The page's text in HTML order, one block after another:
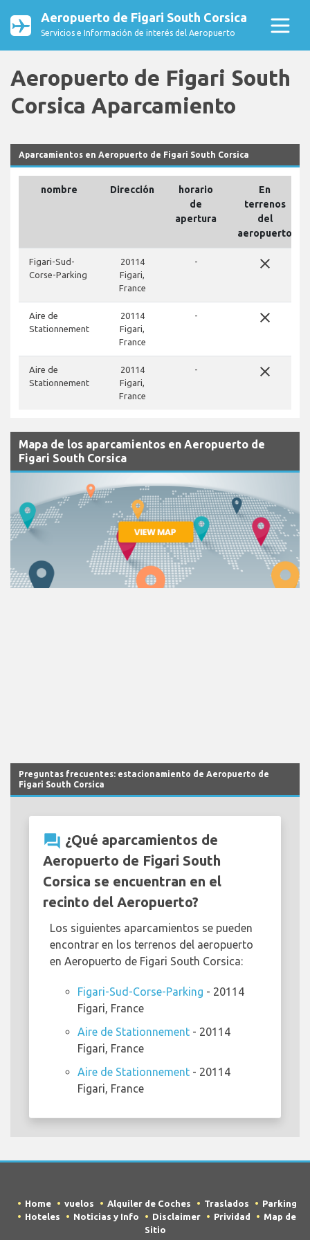
Aeropuerto de Figari South Corsica
Servicios e Información de interés del Aeropuerto
Aeropuerto de Figari South
Corsica Aparcamiento
Aparcamientos en Aeropuerto de Figari South Corsica
nombre Dirección
horario
de
apertura
En
terrenos
del
aeropuerto
Figari-Sud-
Corse-Parking
20114
Figari,
France
- close
Aire de
Stationnement
20114
Figari,
France
- close
Aire de
Stationnement
20114
Figari,
France
- close
Mapa de los aparcamientos en Aeropuerto de
Figari South Corsica
Preguntas frecuentes: estacionamiento de Aeropuerto de
Figari South Corsica
question_answer ¿Qué aparcamientos de
Aeropuerto de Figari South
Corsica se encuentran en el
recinto del Aeropuerto?
Los siguientes aparcamientos se pueden
encontrar en los terrenos del aeropuerto
en Aeropuerto de Figari South Corsica:
Figari-Sud-Corse-Parking - 20114
Figari, France
Aire de Stationnement - 20114
Figari, France
Aire de Stationnement - 20114
Figari, France
Home vuelos Alquiler de Coches Traslados
Parking
Hoteles
Noticias y Info Disclaimer Prividad
Map de
Sitio